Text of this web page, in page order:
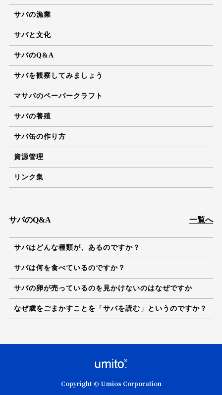
サバの漁業
サバと文化
サバのQ&A
サバを観察してみましょう
マサバのペーパークラフト
サバの養殖
サバ缶の作り方
資源管理
リンク集
サバのQ&A 一覧へ
サバはどんな種類が、あるのですか？
サバは何を食べているのですか？
サバの卵が売っているのを見かけないのはなぜですか
なぜ歳をごまかすことを「サバを読む」というのですか？
Copyright © Umios Corporation